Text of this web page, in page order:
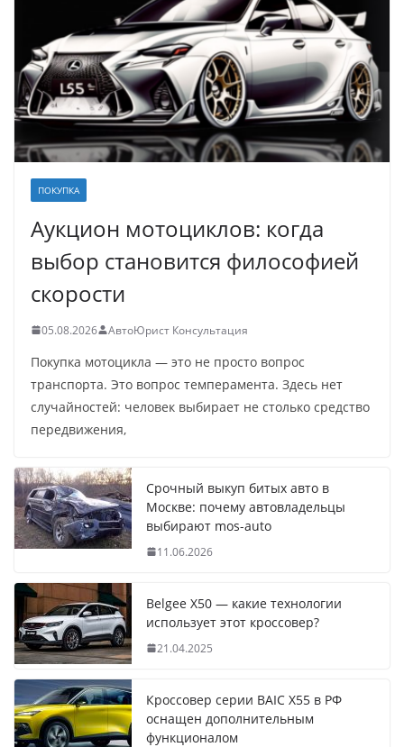
ПОКУПКА
Аукцион мотоциклов: когда
выбор становится философией
скорости
05.08.2026 АвтоЮрист Консультация
Покупка мотоцикла — это не просто вопрос
транспорта. Это вопрос темперамента. Здесь нет
случайностей: человек выбирает не столько средство
передвижения,
Срочный выкуп битых авто в
Москве: почему автовладельцы
выбирают mos-auto
11.06.2026
Belgee X50 — какие технологии
использует этот кроссовер?
21.04.2025
Кроссовер серии BAIC X55 в РФ
оснащен дополнительным
функционалом